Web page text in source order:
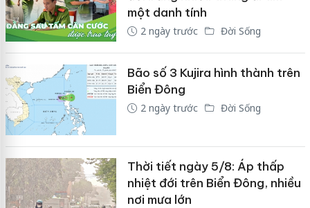
một danh tính
2 ngày trước Đời Sống
Bão số 3 Kujira hình thành trên
Biển Đông
2 ngày trước Đời Sống
Thời tiết ngày 5/8: Áp thấp
nhiệt đới trên Biển Đông, nhiều
nơi mưa lớn